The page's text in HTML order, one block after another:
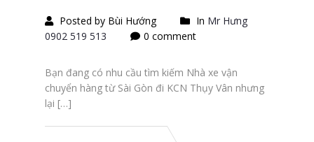
Posted by Bùi Hướng In Mr Hưng
0902 519 513
0 comment
Bạn đang có nhu cầu tìm kiếm Nhà xe vận
chuyển hàng từ Sài Gòn đi KCN Thụy Vân nhưng
lại […]